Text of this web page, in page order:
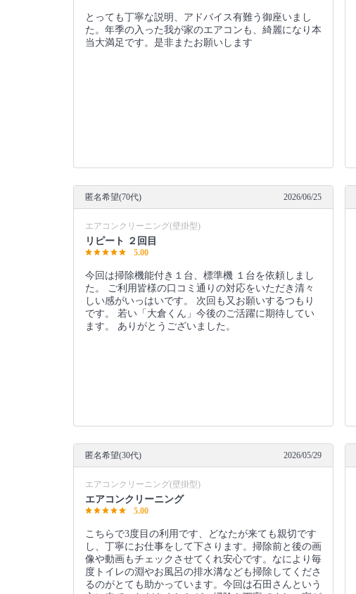
とっても丁寧な説明、アドバイス有難う御座いまし
た。年季の入った我が家のエアコンも、綺麗になり本
当大満足です。是非またお願いします
匿名希望(70代) 2026/06/25
エアコンクリーニング(壁掛型)
リピート ２回目
5.00
今回は掃除機能付き１台、標準機 １台を依頼しまし
た。 ご利用皆様の口コミ通りの対応をいただき清々
しい感がいっはいです。 次回も又お願いするつもり
です。 若い「大倉くん」今後のご活躍に期待してい
ます。 ありがとうございました。
匿名希望(30代) 2026/05/29
エアコンクリーニング(壁掛型)
エアコンクリーニング
5.00
こちらで3度目の利用です、どなたが来ても親切です
し、丁寧にお仕事をして下さります。掃除前と後の画
像や動画もチェックさせてくれ安心です。なにより毎
度トイレの淵やお風呂の排水溝なども掃除してくださ
るのがとても助かっています。今回は石田さんという